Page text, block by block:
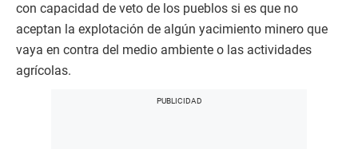
con capacidad de veto de los pueblos si es que no
aceptan la explotación de algún yacimiento minero que
vaya en contra del medio ambiente o las actividades
agrícolas.